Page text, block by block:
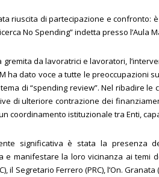
riuscita di partecipazione e confronto: è
No Spending” indetta presso l’Aula
da lavoratrici e lavoratori,
ha dato voce a tutte le preoccupazioni
di “spending review”. Nel ribadire
di ulteriore contrazione dei
coordinamento istituzionale tra Enti,
significativa è stata la presenza
e manifestare la loro vicinanza ai temi
il Segretario Ferrero (PRC), l’On.